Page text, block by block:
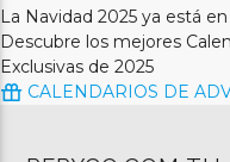
La Navidad 2025 ya está
Descubre los mejores
Exclusivas de 2025
CALENDARIOS DE